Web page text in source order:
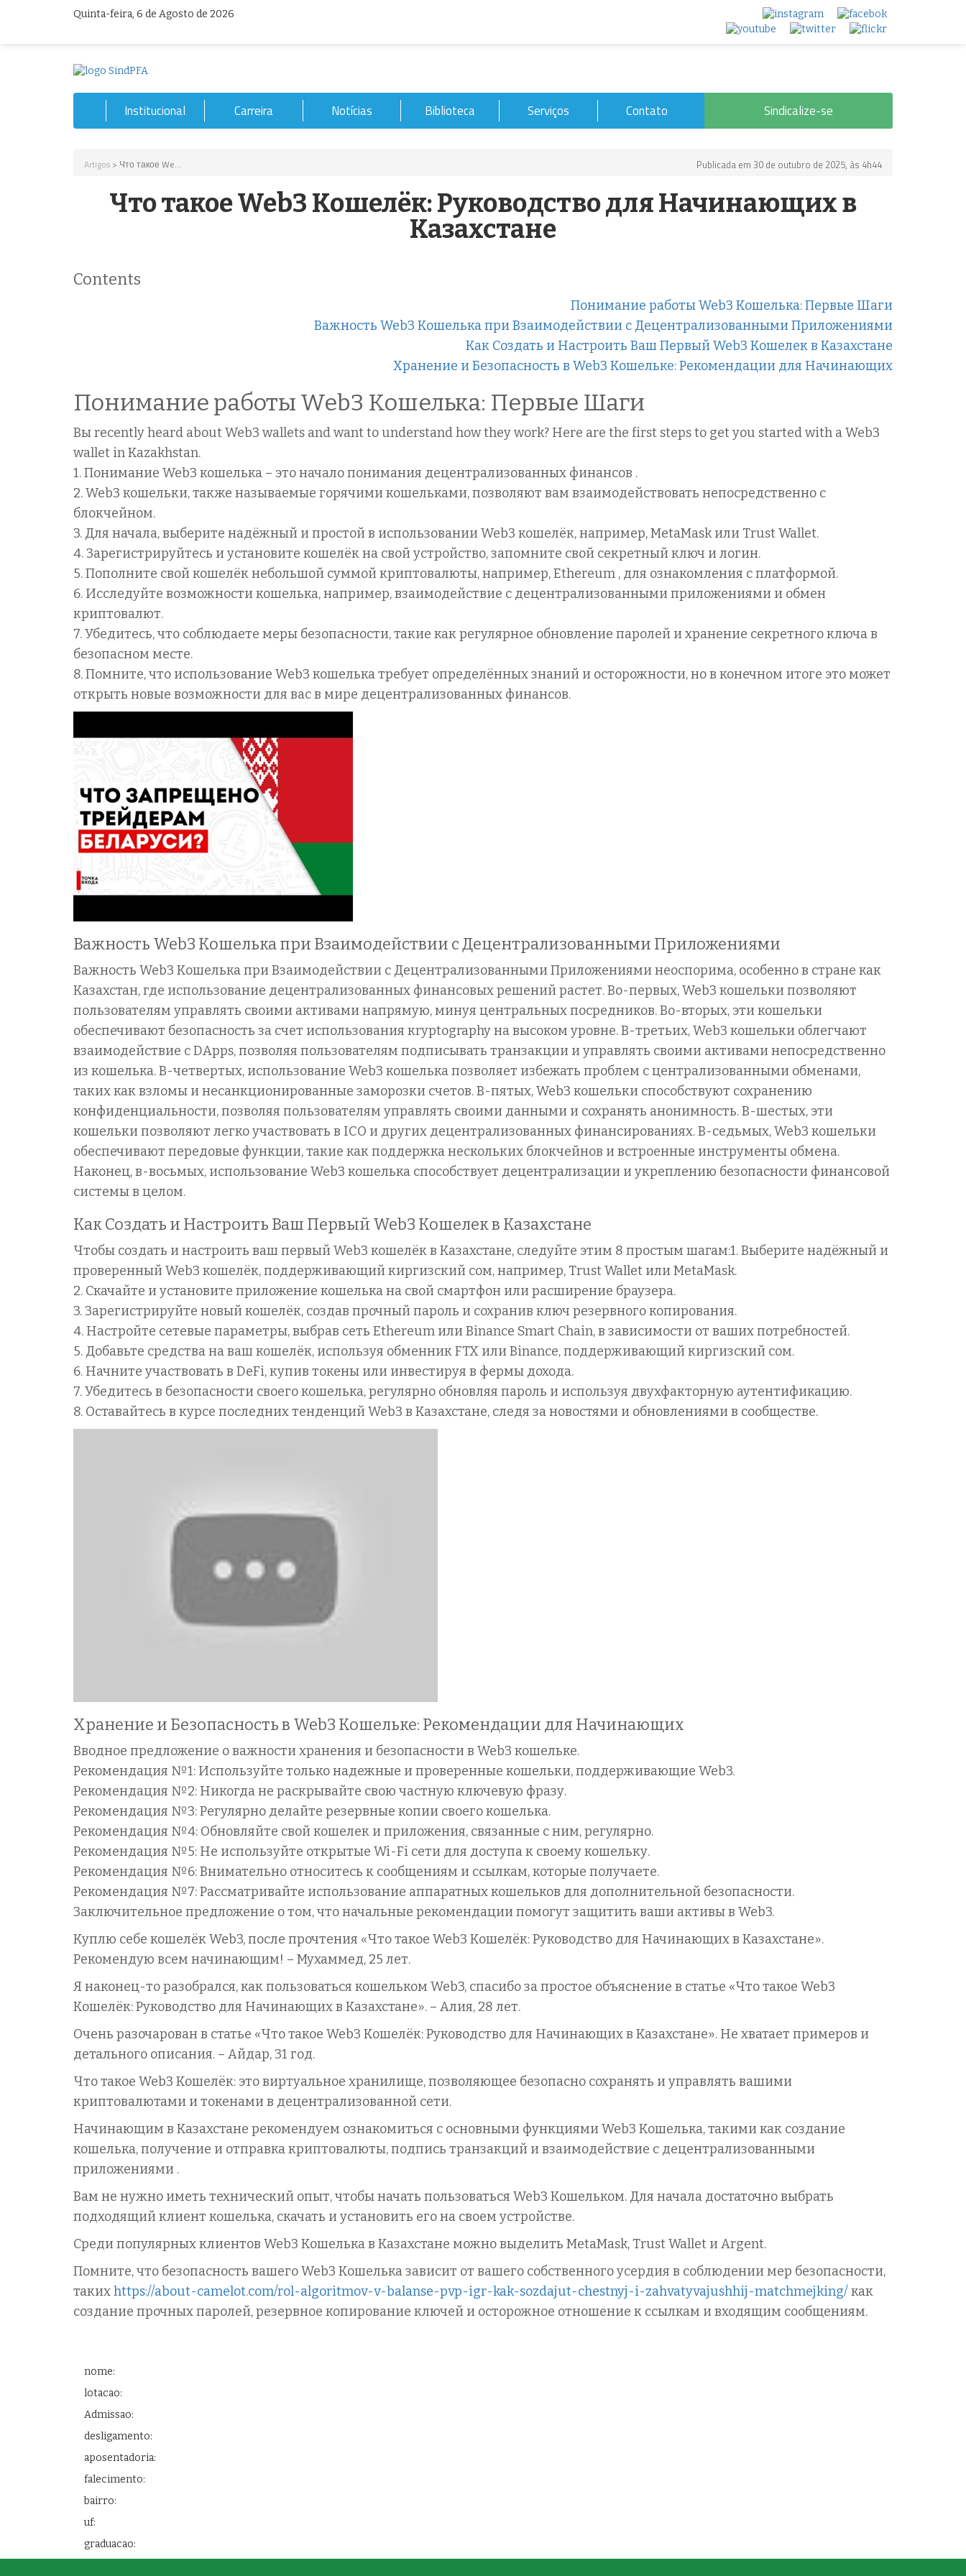
Quinta-feira, 6 de Agosto de 2026
Institucional Carreira Notícias Biblioteca Serviços Contato Sindicalize-se
Artigos > Что такое We... Publicada em 30 de outubro de 2025, às 4h44
Что такое Web3 Кошелёк: Руководство для Начинающих в
Казахстане
Contents
Понимание работы Web3 Кошелька: Первые Шаги
Важность Web3 Кошелька при Взаимодействии с Децентрализованными Приложениями
Как Создать и Настроить Ваш Первый Web3 Кошелек в Казахстане
Хранение и Безопасность в Web3 Кошельке: Рекомендации для Начинающих
Понимание работы Web3 Кошелька: Первые Шаги
Вы recently heard about Web3 wallets and want to understand how they work? Here are the first steps to get you started with a Web3
wallet in Kazakhstan.
1. Понимание Web3 кошелька – это начало понимания децентрализованных финансов .
2. Web3 кошельки, также называемые горячими кошельками, позволяют вам взаимодействовать непосредственно с
блокчейном.
3. Для начала, выберите надёжный и простой в использовании Web3 кошелёк, например, MetaMask или Trust Wallet.
4. Зарегистрируйтесь и установите кошелёк на свой устройство, запомните свой секретный ключ и логин.
5. Пополните свой кошелёк небольшой суммой криптовалюты, например, Ethereum , для ознакомления с платформой.
6. Исследуйте возможности кошелька, например, взаимодействие с децентрализованными приложениями и обмен
криптовалют.
7. Убедитесь, что соблюдаете меры безопасности, такие как регулярное обновление паролей и хранение секретного ключа в
безопасном месте.
8. Помните, что использование Web3 кошелька требует определённых знаний и осторожности, но в конечном итоге это может
открыть новые возможности для вас в мире децентрализованных финансов.
Важность Web3 Кошелька при Взаимодействии с Децентрализованными Приложениями
Важность Web3 Кошелька при Взаимодействии с Децентрализованными Приложениями неоспорима, особенно в стране как
Казахстан, где использование децентрализованных финансовых решений растет. Во-первых, Web3 кошельки позволяют
пользователям управлять своими активами напрямую, минуя центральных посредников. Во-вторых, эти кошельки
обеспечивают безопасность за счет использования кryptography на высоком уровне. В-третьих, Web3 кошельки облегчают
взаимодействие с DApps, позволяя пользователям подписывать транзакции и управлять своими активами непосредственно
из кошелька. В-четвертых, использование Web3 кошелька позволяет избежать проблем с централизованными обменами,
таких как взломы и несанкционированные заморозки счетов. В-пятых, Web3 кошельки способствуют сохранению
конфиденциальности, позволяя пользователям управлять своими данными и сохранять анонимность. В-шестых, эти
кошельки позволяют легко участвовать в ICO и других децентрализованных финансированиях. В-седьмых, Web3 кошельки
обеспечивают передовые функции, такие как поддержка нескольких блокчейнов и встроенные инструменты обмена.
Наконец, в-восьмых, использование Web3 кошелька способствует децентрализации и укреплению безопасности финансовой
системы в целом.
Как Создать и Настроить Ваш Первый Web3 Кошелек в Казахстане
Чтобы создать и настроить ваш первый Web3 кошелёк в Казахстане, следуйте этим 8 простым шагам:1. Выберите надёжный и
проверенный Web3 кошелёк, поддерживающий киргизский сом, например, Trust Wallet или MetaMask.
2. Скачайте и установите приложение кошелька на свой смартфон или расширение браузера.
3. Зарегистрируйте новый кошелёк, создав прочный пароль и сохранив ключ резервного копирования.
4. Настройте сетевые параметры, выбрав сеть Ethereum или Binance Smart Chain, в зависимости от ваших потребностей.
5. Добавьте средства на ваш кошелёк, используя обменник FTX или Binance, поддерживающий киргизский сом.
6. Начните участвовать в DeFi, купив токены или инвестируя в фермы дохода.
7. Убедитесь в безопасности своего кошелька, регулярно обновляя пароль и используя двухфакторную аутентификацию.
8. Оставайтесь в курсе последних тенденций Web3 в Казахстане, следя за новостями и обновлениями в сообществе.
Хранение и Безопасность в Web3 Кошельке: Рекомендации для Начинающих
Вводное предложение о важности хранения и безопасности в Web3 кошельке.
Рекомендация №1: Используйте только надежные и проверенные кошельки, поддерживающие Web3.
Рекомендация №2: Никогда не раскрывайте свою частную ключевую фразу.
Рекомендация №3: Регулярно делайте резервные копии своего кошелька.
Рекомендация №4: Обновляйте свой кошелек и приложения, связанные с ним, регулярно.
Рекомендация №5: Не используйте открытые Wi-Fi сети для доступа к своему кошельку.
Рекомендация №6: Внимательно относитесь к сообщениям и ссылкам, которые получаете.
Рекомендация №7: Рассматривайте использование аппаратных кошельков для дополнительной безопасности.
Заключительное предложение о том, что начальные рекомендации помогут защитить ваши активы в Web3.
Куплю себе кошелёк Web3, после прочтения «Что такое Web3 Кошелёк: Руководство для Начинающих в Казахстане».
Рекомендую всем начинающим! – Мухаммед, 25 лет.
Я наконец-то разобрался, как пользоваться кошельком Web3, спасибо за простое объяснение в статье «Что такое Web3
Кошелёк: Руководство для Начинающих в Казахстане». – Алия, 28 лет.
Очень разочарован в статье «Что такое Web3 Кошелёк: Руководство для Начинающих в Казахстане». Не хватает примеров и
детального описания. – Айдар, 31 год.
Что такое Web3 Кошелёк: это виртуальное хранилище, позволяющее безопасно сохранять и управлять вашими
криптовалютами и токенами в децентрализованной сети.
Начинающим в Казахстане рекомендуем ознакомиться с основными функциями Web3 Кошелька, такими как создание
кошелька, получение и отправка криптовалюты, подпись транзакций и взаимодействие с децентрализованными
приложениями .
Вам не нужно иметь технический опыт, чтобы начать пользоваться Web3 Кошельком. Для начала достаточно выбрать
подходящий клиент кошелька, скачать и установить его на своем устройстве.
Среди популярных клиентов Web3 Кошелька в Казахстане можно выделить MetaMask, Trust Wallet и Argent.
Помните, что безопасность вашего Web3 Кошелька зависит от вашего собственного усердия в соблюдении мер безопасности,
такихhttps://about-camelot.com/rol-algoritmov-v-balanse-pvp-igr-kak-sozdajut-chestnyj-i-zahvatyvajushhij-matchmejking/ как
создание прочных паролей, резервное копирование ключей и осторожное отношение к ссылкам и входящим сообщениям.
nome:
lotacao:
Admissao:
desligamento:
aposentadoria:
falecimento:
bairro:
uf:
graduacao: